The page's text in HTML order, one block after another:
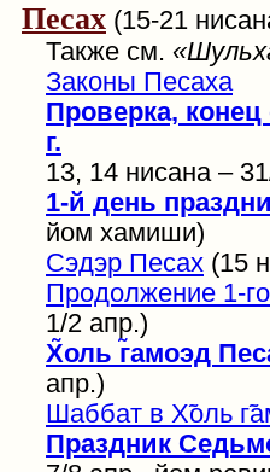
Песах (15-21
Также см.
Законы Песаха
Проверка,
г.
13, 14 нисана –
1-й день
йом хамиши)
Сэдэр Песах (15
Продолжение 1-
1/2 апр.)
Х̃оль г̃амоэд
апр.)
Шаббат в Х̃оль
Праздник